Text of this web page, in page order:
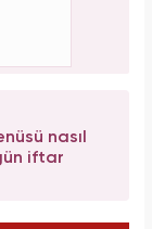
nasıl
iftar